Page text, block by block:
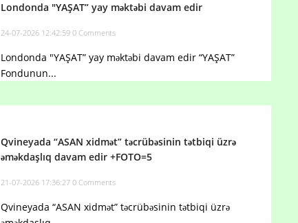
Londonda "YAŞAT” yay məktəbi davam edir
24-07-2026 12:42:59 0 Comments
Londonda "YAŞAT” yay məktəbi davam edir “YAŞAT”
Fondunun...
Qvineyada “ASAN xidmət” təcrübəsinin tətbiqi üzrə
əməkdaşlıq davam edir +FOTO=5
21-07-2026 17:36:27 0 Comments
Qvineyada “ASAN xidmət” təcrübəsinin tətbiqi üzrə